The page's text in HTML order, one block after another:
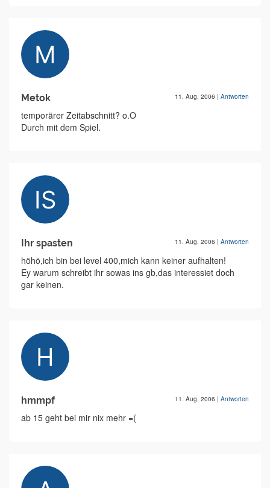
Metok 11. Aug. 2006 | Antworten
temporärer Zeitabschnitt? o.O
Durch mit dem Spiel.
Ihr spasten 11. Aug. 2006 | Antworten
höhö,ich bin bei level 400,mich kann keiner aufhalten!
Ey warum schreibt ihr sowas ins gb,das interessiet doch
gar keinen.
hmmpf 11. Aug. 2006 | Antworten
ab 15 geht bei mir nix mehr =(